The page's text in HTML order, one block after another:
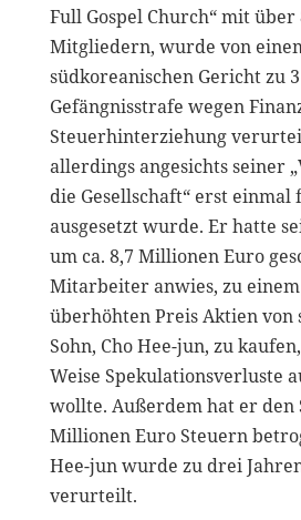
Full Gospel Church“ mit über
Mitgliedern, wurde von
südkoreanischen Gericht zu
Gefängnisstrafe wegen
Steuerhinterziehung
allerdings angesichts seiner
die Gesellschaft“ erst einmal
ausgesetzt wurde. Er hatte
um ca. 8,7 Millionen Euro
Mitarbeiter anwies, zu
überhöhten Preis Aktien von
Sohn, Cho Hee-jun, zu
Weise Spekulationsverluste
wollte. Außerdem hat er den
Millionen Euro Steuern
Hee-jun wurde zu drei
verurteilt.